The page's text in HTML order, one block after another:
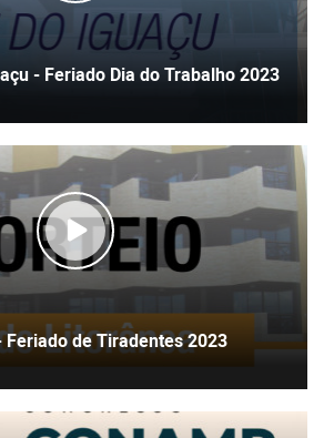
- Feriado Dia do Trabalho 2023
de Tiradentes 2023